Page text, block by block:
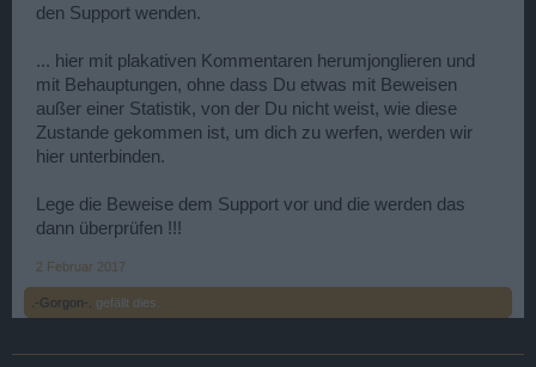
den Support wenden.
... hier mit plakativen Kommentaren herumjonglieren und
mit Behauptungen, ohne dass Du etwas mit Beweisen
außer einer Statistik, von der Du nicht weist, wie diese
Zustande gekommen ist, um dich zu werfen, werden wir
hier unterbinden.
Lege die Beweise dem Support vor und die werden das
dann überprüfen !!!
2 Februar 2017
.-Gorgon-. gefällt dies.